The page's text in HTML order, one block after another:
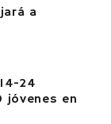
a
24
jóvenes en